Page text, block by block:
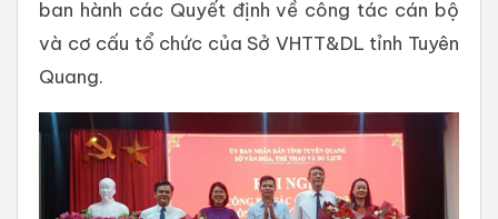
ban hành các Quyết định về công tác cán bộ
và cơ cấu tổ chức của Sở VHTT&DL tỉnh Tuyên
Quang.